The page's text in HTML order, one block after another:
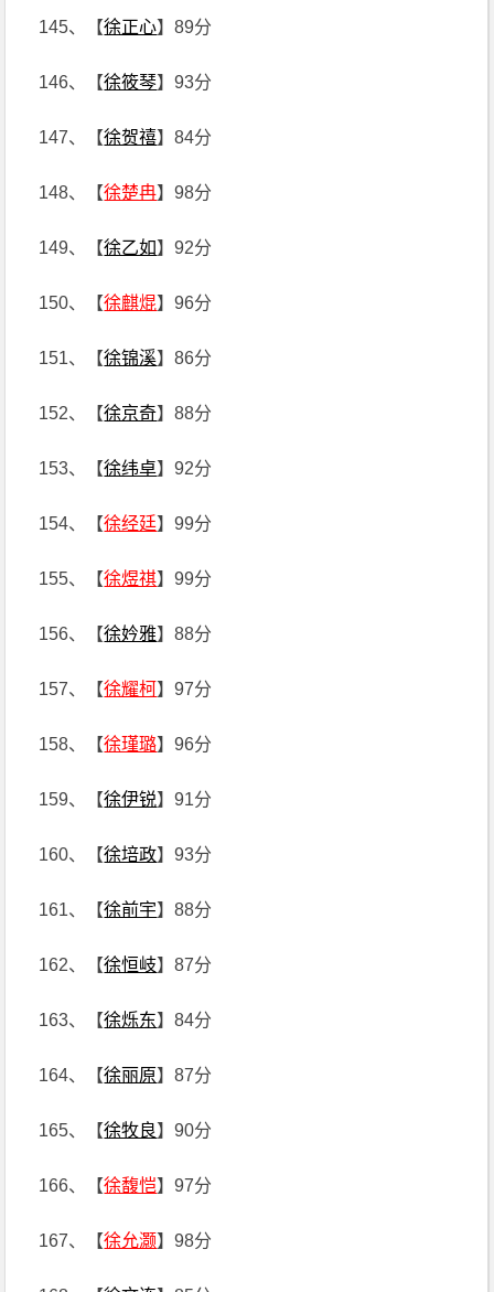
145、【徐正心】89分
146、【徐筱琴】93分
147、【徐贺禧】84分
148、【徐楚冉】98分
149、【徐乙如】92分
150、【徐麒焜】96分
151、【徐锦溪】86分
152、【徐京奇】88分
153、【徐纬卓】92分
154、【徐经廷】99分
155、【徐煜祺】99分
156、【徐妗雅】88分
157、【徐耀柯】97分
158、【徐瑾璐】96分
159、【徐伊锐】91分
160、【徐培政】93分
161、【徐前宇】88分
162、【徐恒岐】87分
163、【徐烁东】84分
164、【徐丽原】87分
165、【徐牧良】90分
166、【徐馥恺】97分
167、【徐允灏】98分